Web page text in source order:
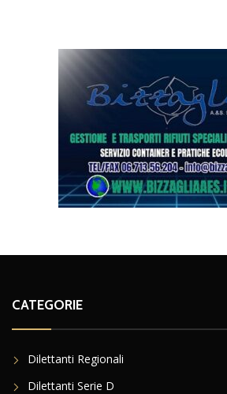
CATEGORIE
Dilettanti Regionali
Dilettanti Serie D